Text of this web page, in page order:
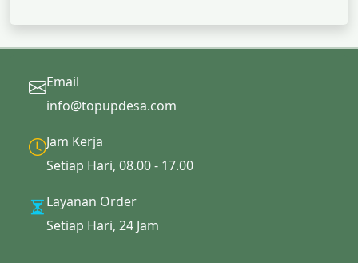
Email
info@topupdesa.com
Jam Kerja
Setiap Hari, 08.00 - 17.00
Layanan Order
Setiap Hari, 24 Jam